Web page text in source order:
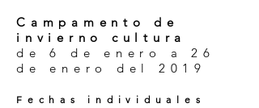
Campamento de
invierno cultura
de 6 de enero a 26
de enero del 2019
Fechas individuales